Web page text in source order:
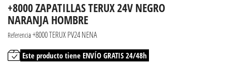
+8000 ZAPATILLAS TERUX 24V NEGRO
NARANJA HOMBRE
Referencia+8000 TERUX PV24 NENA
Este producto tiene ENVÍO GRATIS 24/48h